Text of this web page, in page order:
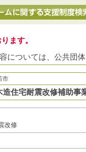
ます。
については、公共団体
市
造住宅耐震改修補助事
改修